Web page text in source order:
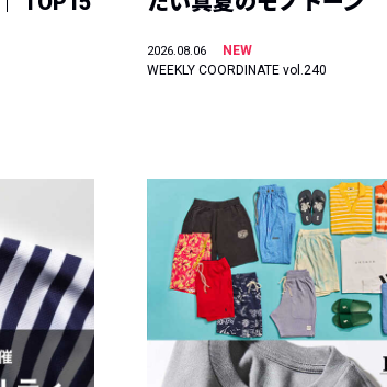
2026.08.06
NEW
WEEKLY COORDINATE vol.240